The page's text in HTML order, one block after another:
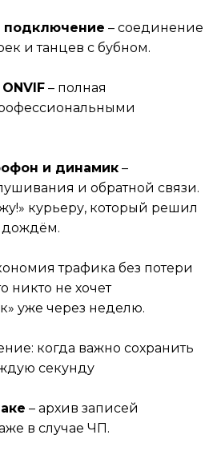
подключение – соединение
и танцев с бубном.
– полная
и динамик –
и обратной связи.
курьеру, который решил
дождём.
трафика без потери
никто не хочет
уже через неделю.
когда важно сохранить
секунду
– архив записей
в случае ЧП.
×
что
Мы не
меняться
число раз
По